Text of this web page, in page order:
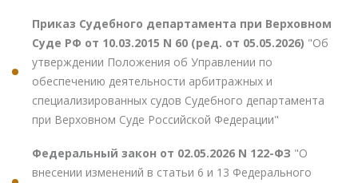
Приказ Судебного департамента при Верховном
Суде РФ от 10.03.2015 N 60 (ред. от 05.05.2026) "Об
утверждении Положения об Управлении по
обеспечению деятельности арбитражных и
специализированных судов Судебного департамента
при Верховном Суде Российской Федерации"
Федеральный закон от 02.05.2026 N 122-ФЗ "О
внесении изменений в статьи 6 и 13 Федерального